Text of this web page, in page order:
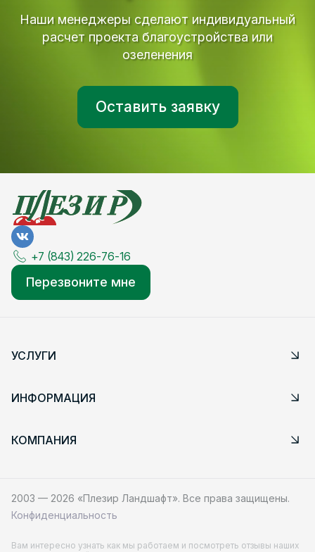
Наши менеджеры сделают индивидуальный
расчет проекта благоустройства или
озеленения
Оставить заявку
+7 (843) 226-76-16
Перезвоните мне
УСЛУГИ
ИНФОРМАЦИЯ
КОМПАНИЯ
2003 — 2026 «Плезир Ландшафт». Все права защищены.
Конфиденциальность
Вам интересно узнать как мы работаем и посмотреть отзывы наших